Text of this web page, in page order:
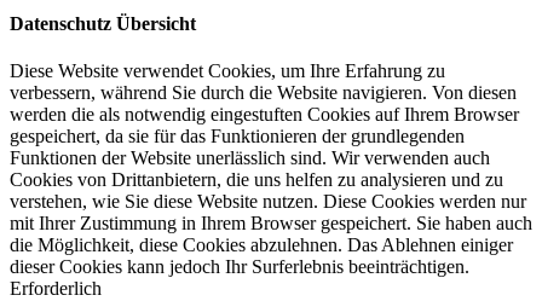
Datenschutz Übersicht
Diese Website verwendet Cookies, um Ihre Erfahrung zu
verbessern, während Sie durch die Website navigieren. Von diesen
werden die als notwendig eingestuften Cookies auf Ihrem Browser
gespeichert, da sie für das Funktionieren der grundlegenden
Funktionen der Website unerlässlich sind. Wir verwenden auch
Cookies von Drittanbietern, die uns helfen zu analysieren und zu
verstehen, wie Sie diese Website nutzen. Diese Cookies werden nur
mit Ihrer Zustimmung in Ihrem Browser gespeichert. Sie haben auch
die Möglichkeit, diese Cookies abzulehnen. Das Ablehnen einiger
dieser Cookies kann jedoch Ihr Surferlebnis beeinträchtigen.
Erforderlich